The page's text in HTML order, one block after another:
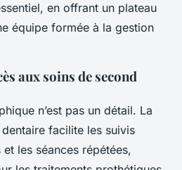
en offrant un plateau
équipe formée à la gestion
aux soins de second
n’est pas un détail. La
facilite les suivis
les séances répétées,